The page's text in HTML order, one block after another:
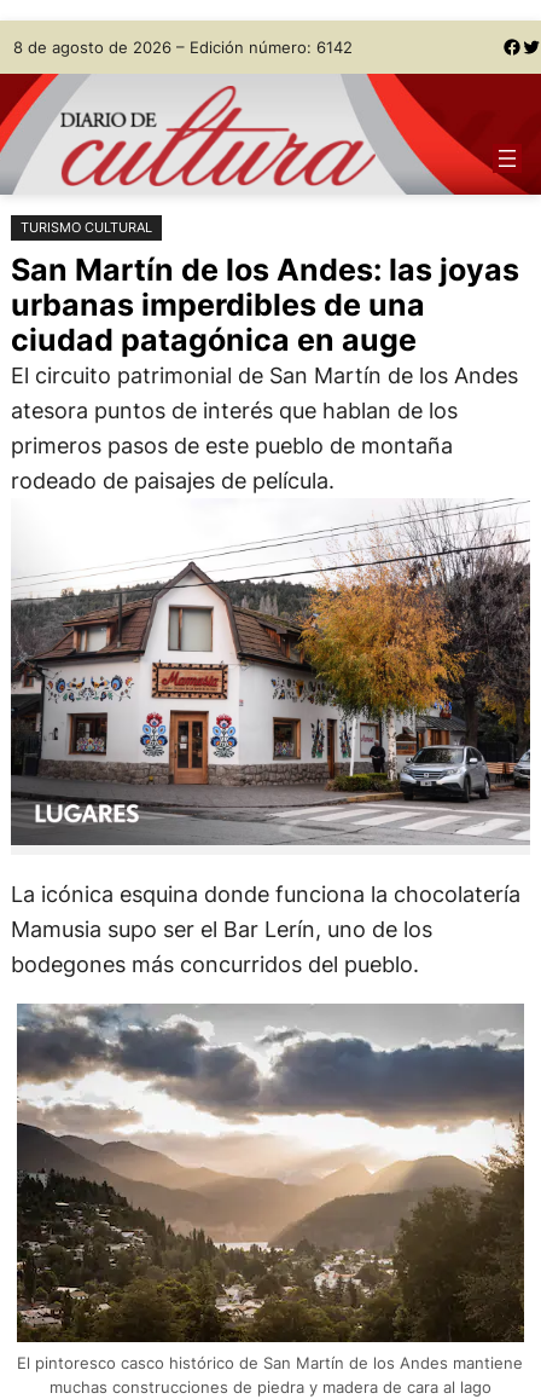
Saltar
al
contenido
Skip
to
content
8 de agosto de 2026 – Edición número: 6142 Facebook Twitter
TURISMO CULTURAL
San Martín de los Andes: las joyas
urbanas imperdibles de una
ciudad patagónica en auge
El circuito patrimonial de San Martín de los Andes
atesora puntos de interés que hablan de los
primeros pasos de este pueblo de montaña
rodeado de paisajes de película.
La icónica esquina donde funciona la chocolatería
Mamusia supo ser el Bar Lerín, uno de los
bodegones más concurridos del pueblo.
El pintoresco casco histórico de San Martín de los Andes mantiene
muchas construcciones de piedra y madera de cara al lago